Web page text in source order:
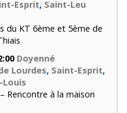
Esprit, Saint-Leu
du KT 6ème et 5ème de
Doyenné
Lourdes, Saint-Esprit,
Louis
Rencontre à la maison